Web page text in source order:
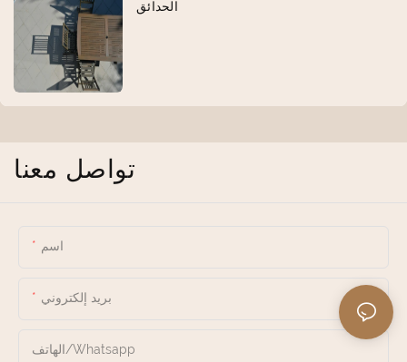
الحدائق
تواصل معنا
اسم
بريد إلكتروني
الهاتف/whatsapp